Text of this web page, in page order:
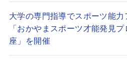
大学の専門指導でスポーツ能
「おかやまスポーツ才能発見
座」を開催